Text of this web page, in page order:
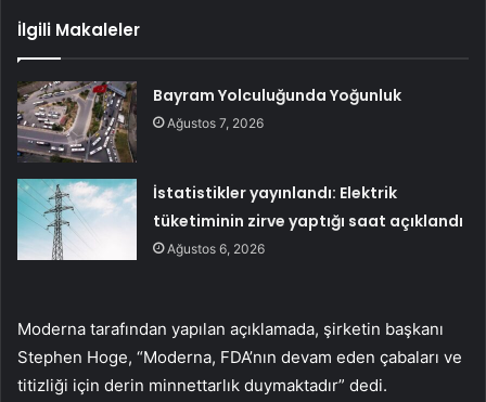
İlgili Makaleler
Bayram Yolculuğunda Yoğunluk
Ağustos 7, 2026
İstatistikler yayınlandı: Elektrik
tüketiminin zirve yaptığı saat açıklandı
Ağustos 6, 2026
Moderna tarafından yapılan açıklamada, şirketin başkanı
Stephen Hoge, “Moderna, FDA’nın devam eden çabaları ve
titizliği için derin minnettarlık duymaktadır” dedi.